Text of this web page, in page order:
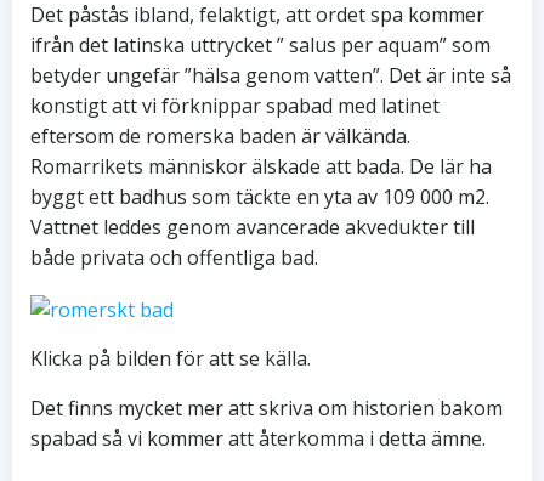
Det påstås ibland, felaktigt, att ordet spa kommer
ifrån det latinska uttrycket ” salus per aquam” som
betyder ungefär ”hälsa genom vatten”. Det är inte så
konstigt att vi förknippar spabad med latinet
eftersom de romerska baden är välkända.
Romarrikets människor älskade att bada. De lär ha
byggt ett badhus som täckte en yta av 109 000 m2.
Vattnet leddes genom avancerade akvedukter till
både privata och offentliga bad.
Klicka på bilden för att se källa.
Det finns mycket mer att skriva om historien bakom
spabad så vi kommer att återkomma i detta ämne.